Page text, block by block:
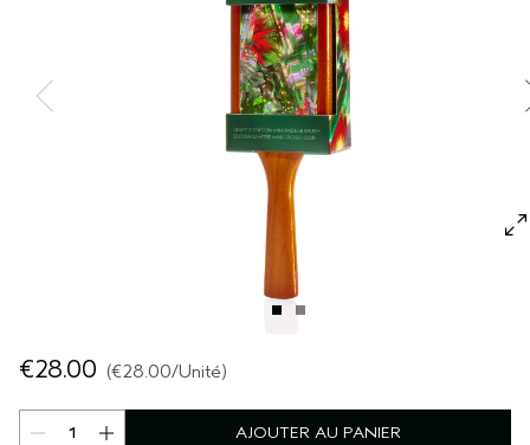
SÉRUM POUR LES CHEVEUX
CUIR CHEVELU SENSIBLE
TOUTES LES COLLECTIONS
€28.00 €28.00/Unité
AJOUTER AU PANIER